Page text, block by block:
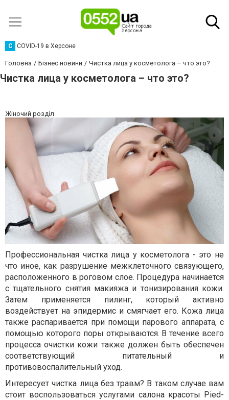
C COVID-19 в Херсоне
Головна Бізнес новини Чистка лица у косметолога – что это?
Чистка лица у косметолога – что это?
Жіночий розділ
Профессиональная чистка лица у косметолога - это не
что иное, как разрушение межклеточного связующего,
расположенного в роговом слое. Процедура начинается
с тщательного снятия макияжа и тонизирования кожи.
Затем применяется пилинг, который активно
воздействует на эпидермис и смягчает его. Кожа лица
также распаривается при помощи парового аппарата, с
помощью которого поры открываются. В течение всего
процесса очистки кожи также должен быть обеспечен
соответствующий питательный и
противовоспалительный уход.
Интересуетчистка лица без травм? В таком случае вам
стоит воспользоваться услугами салона красоты Pied-